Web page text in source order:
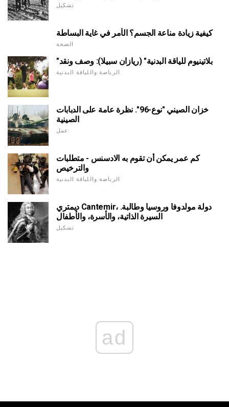
تشكيل
كيفية زيادة مناعة الجسم؟ الأمر في غاية البساطة
الصحة
"بلاتينيوم للياقة البدنية" (ريازان سبيلا): وصف ونقد
الرياضة واللياقة البدنية
خزان الصيني "نوع-96". نظرة عامة على الدبابات
الصينية
عمل
كم عمر يمكن أن تقوم به الادسنس - متطلبات
والترخيص
الرياضة واللياقة البدنية
ديمتري Cantemir، دولة مولدوفا وروسيا وطالبة.
السيرة الذاتية، والأسرة، والأطفال
تشكيل
ad